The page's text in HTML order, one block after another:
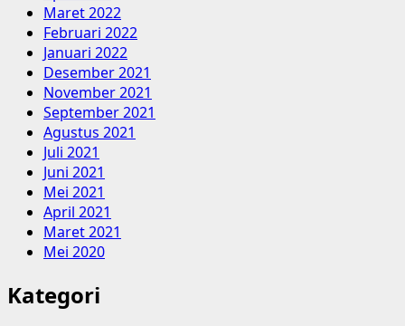
Maret 2022
Februari 2022
Januari 2022
Desember 2021
November 2021
September 2021
Agustus 2021
Juli 2021
Juni 2021
Mei 2021
April 2021
Maret 2021
Mei 2020
Kategori